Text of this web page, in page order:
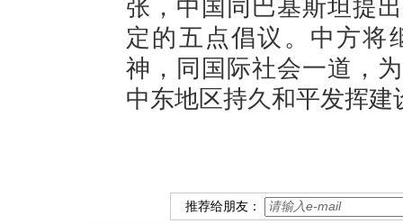
张，中国同巴基斯坦提
定的五点倡议。中方将
神，同国际社会一道，
中东地区持久和平发挥建
推荐给朋友：